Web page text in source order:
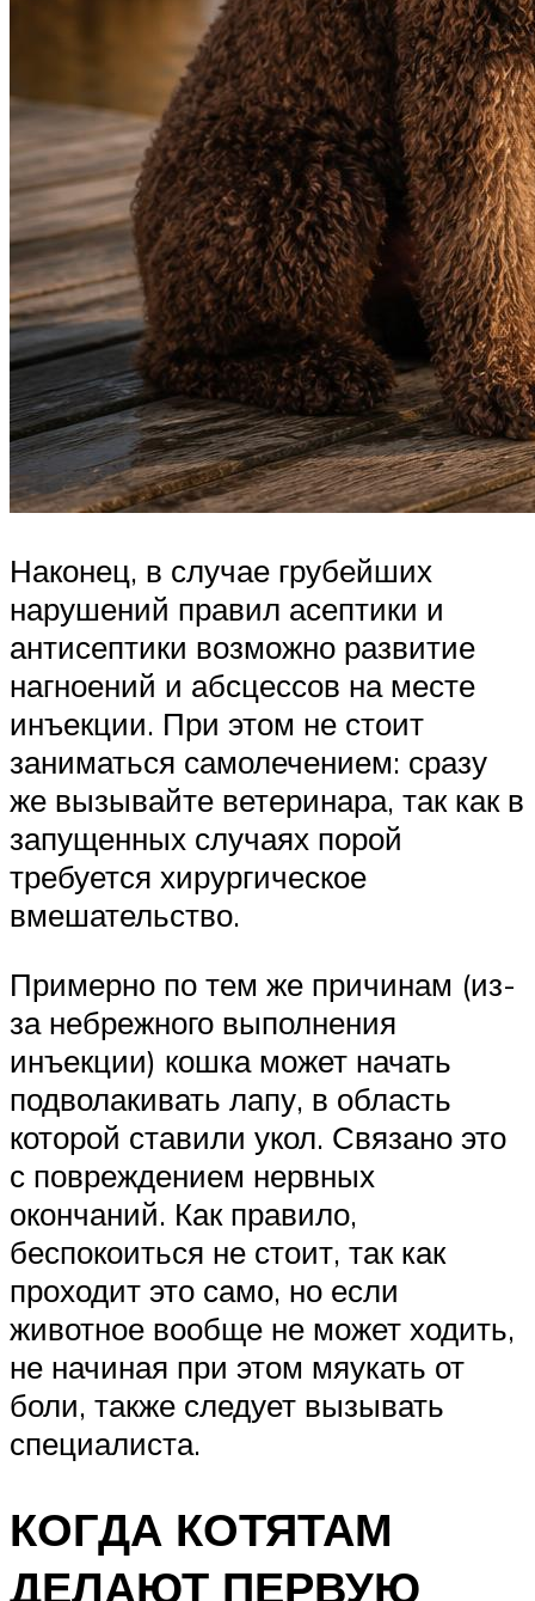
Наконец, в случае грубейших
нарушений правил асептики и
антисептики возможно развитие
нагноений и абсцессов на месте
инъекции. При этом не стоит
заниматься самолечением: сразу
же вызывайте ветеринара, так как в
запущенных случаях порой
требуется хирургическое
вмешательство.
Примерно по тем же причинам (из-
за небрежного выполнения
инъекции) кошка может начать
подволакивать лапу, в область
которой ставили укол. Связано это
с повреждением нервных
окончаний. Как правило,
беспокоиться не стоит, так как
проходит это само, но если
животное вообще не может ходить,
не начиная при этом мяукать от
боли, также следует вызывать
специалиста.
КОГДА КОТЯТАМ
ДЕЛАЮТ ПЕРВУЮ